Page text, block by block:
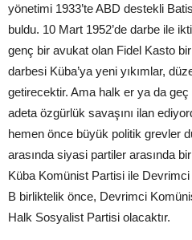
yönetimi 1933’te ABD destekli
buldu. 10 Mart 1952’de darbe ile
genç bir avukat olan Fidel Kasto
darbesi Küba’ya yeni yıkımlar,
getirecektir. Ama halk er ya da
adeta özgürlük savaşını ilan
hemen önce büyük politik grevler
arasında siyasi partiler arasında
Küba Komünist Partisi ile
B birliktelik önce, Devrimci
Halk Sosyalist Partisi olacaktır.